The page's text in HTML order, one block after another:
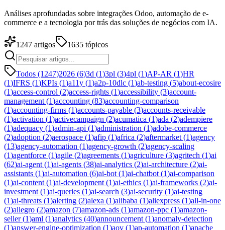
Análises aprofundadas sobre integrações Odoo, automação de e-
commerce e a tecnologia por trás das soluções de negócios com IA.
1247 artigos 1635 tópicos
Todos (1247)2026 (6)3d (1)3pl (3)4pl (1)AP-AR (1)HR
(1)IFRS (1)KPIs (1)a11y (1)a2p-10dlc (1)ab-testing (5)about-ecosire
(1)access-control (2)access-rights (1)accessibility (3)account-
management (1)accounting (83)accounting-comparison
(1)accounting-firms (1)accounts-payable (3)accounts-receivable
(1)activation (1)activecampaign (2)acumatica (1)ada (2)adempiere
(1)adequacy (1)admin-api (1)administration (1)adobe-commerce
(2)adoption (2)aerospace (1)afip (1)africa (2)aftermarket (1)agency
(13)agency-automation (1)agency-growth (2)agency-scaling
(1)agentforce (1)agile (2)agreements (1)agriculture (3)agritech (1)ai
(62)ai-agent (1)ai-agents (38)ai-analytics (2)ai-architecture (2)ai-
assistants (1)ai-automation (6)ai-bot (1)ai-chatbot (1)ai-comparison
(1)ai-content (1)ai-development (1)ai-ethics (1)ai-frameworks (2)ai-
investment (1)ai-queries (1)ai-search (3)ai-security (1)ai-testing
(1)ai-threats (1)alerting (2)alexa (1)alibaba (1)aliexpress (1)all-in-one
(2)allegro (2)amazon (7)amazon-ads (1)amazon-ppc (1)amazon-
seller(1)aml (1)analytics (40)announcement (1)anomaly-detection
(1)answer-engine-optimization (1)aov (1)ap-automation (1)apache